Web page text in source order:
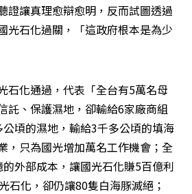
證讓真理愈辯愈明，反而試圖透過
光石化過關，「這政府根本是為少
石化通過，代表「全台有5萬名母
託、保護濕地，卻輸給6家廠商組
頃的濕地，輸給3千多公頃的填海
，只為國光增加萬名工作機會；全
外部成本，讓國光石化賺5百億利
石化，卻仍讓80隻白海豚滅絕；